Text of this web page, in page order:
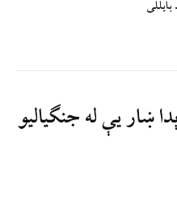
یې له جنګیالیو